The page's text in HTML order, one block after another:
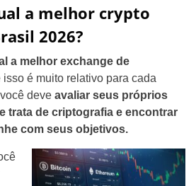
a melhor crypto
2026?
a melhor exchange de
isso é muito relativo para cada
deve avaliar seus próprios
trata de criptografia e encontrar
com seus objetivos.